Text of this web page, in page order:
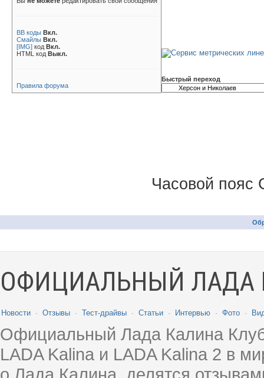
BB коды Вкл.
Смайлы Вкл.
[IMG] код Вкл.
HTML код Выкл.
Правила форума
Быстрый переход
Часовой пояс
ОФИЦИАЛЬНЫЙ ЛАДА
Новости · Отзывы · Тест-драйвы · Статьи · Интервью · Фото ·
Официальный Лада Калина
LADA Kalina и LADA Kalina 2 в